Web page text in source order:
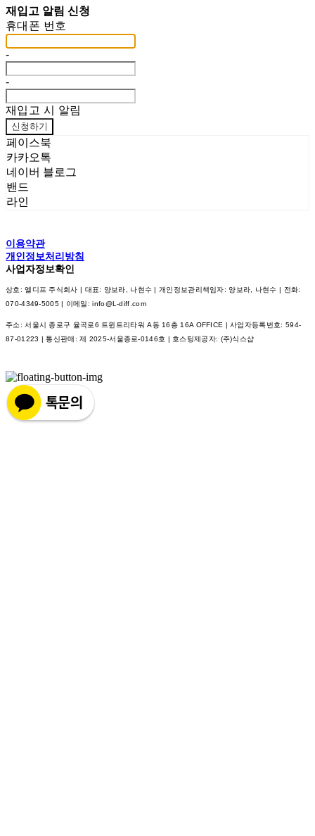
재입고 알림 신청
휴대폰 번호
-
-
재입고 시 알림
신청하기
페이스북
카카오톡
네이버 블로그
밴드
라인
이용약관
개인정보처리방침
사업자정보확인
상호: 엘디프 주식회사 | 대표: 양보라, 나현수 | 개인정보관리책임자: 양보라, 나현수 | 전화:
070-4349-5005 | 이메일: info@L-diff.com
주소: 서울시 종로구 율곡로6 트윈트리타워 A동 16층 16A OFFICE | 사업자등록번호: 594-
87-01223 | 통신판매:제 2025-서울종로-0146호 | 호스팅제공자: (주)식스샵